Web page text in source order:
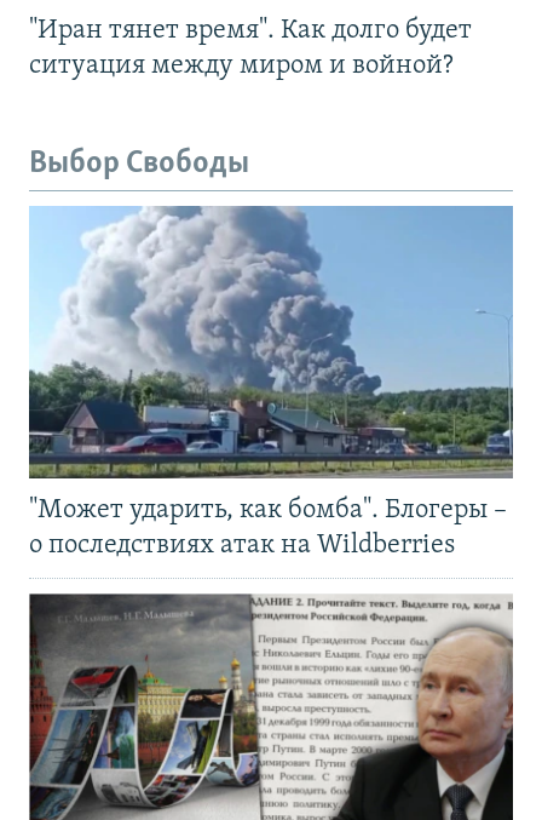
"Иран тянет время". Как долго будет
ситуация между миром и войной?
Выбор Свободы
"Может ударить, как бомба". Блогеры –
о последствиях атак на Wildberries